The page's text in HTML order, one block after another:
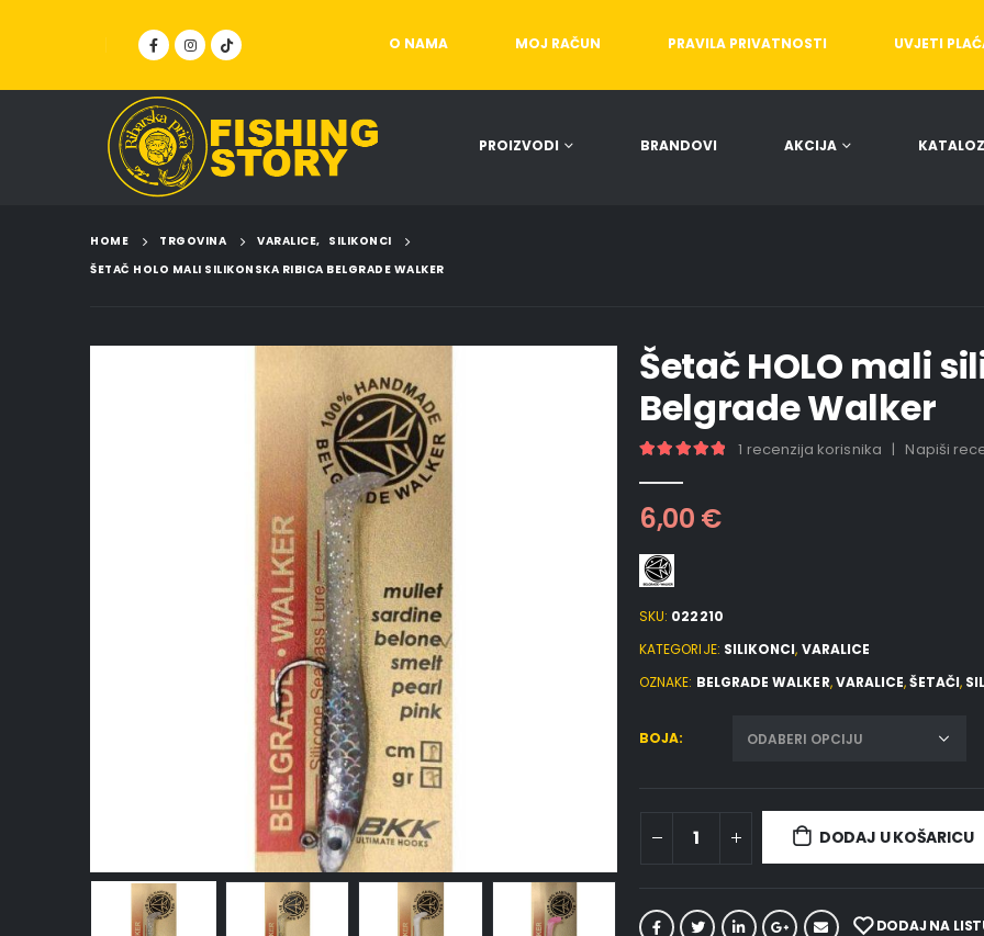
O NAMA MOJ RAČUN PRAVILA PRIVATNOSTI UVJETI
PROIZVODI BRANDOVI AKCIJA
HOME TRGOVINA VARALICE, SILIKONCI
ŠETAČ HOLO MALI SILIKONSKA RIBICA BELGRADE WALKER
Šetač HOLO mali
Belgrade Walker
1 recenzija korisnika | Napiši
6,00 €
SKU: 022210
KATEGORIJE: SILIKONCI, VARALICE
OZNAKE: BELGRADE WALKER,VARALICE,ŠETAČI,
BOJA
DODAJ U KOŠARICU
DODAJ NA